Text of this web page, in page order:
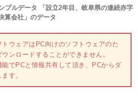
プルデータ 「設立2年目、岐阜県の連続赤字
算会社」のデータ
ウェアはPC向けのソフトウェアのた
ンロードすることができません。
でPCと情報共有して頂き、PCからダ
す。